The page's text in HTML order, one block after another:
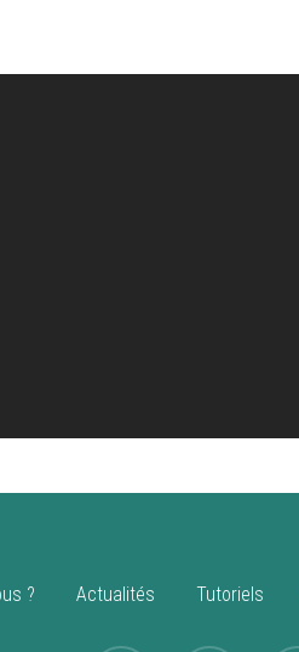
? Actualités Tutoriels